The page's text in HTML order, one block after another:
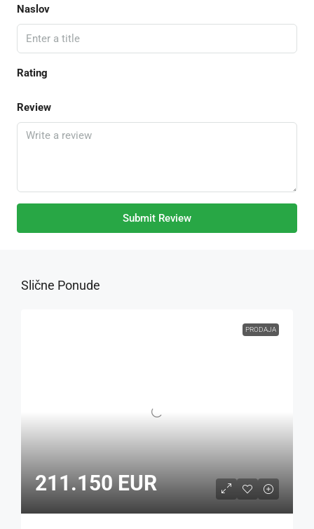
Naslov
Rating
Review
Submit Review
Slične Ponude
PRODAJA
211.150 EUR